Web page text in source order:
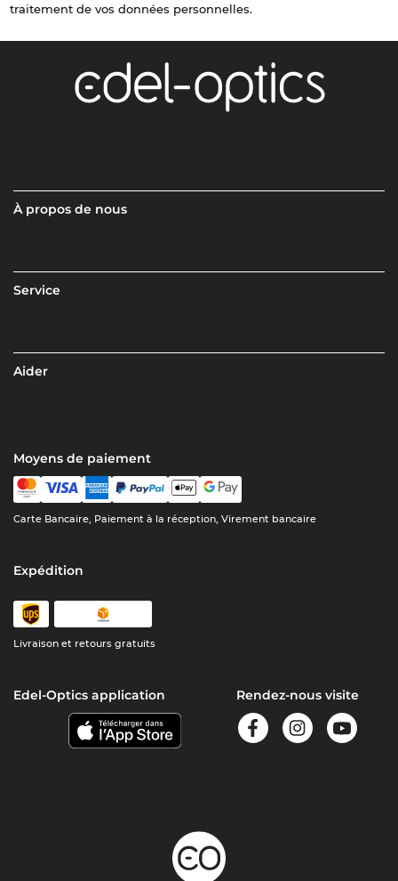
traitement de vos données personnelles.
À propos de nous
Service
Aider
Moyens de paiement
Carte Bancaire, Paiement à la réception, Virement bancaire
Expédition
Livraison et retours gratuits
Edel-Optics application Rendez-nous visite